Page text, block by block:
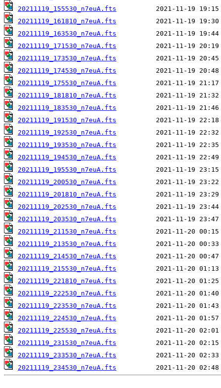
20211119_155530_n7euA.fts
20211119_161810_n7euA.fts
20211119_163530_n7euA.fts
20211119_171530_n7euA.fts
20211119_173530_n7euA.fts
20211119_174530_n7euA.fts
20211119_175530_n7euA.fts
20211119_181810_n7euA.fts
20211119_183530_n7euA.fts
20211119_191530_n7euA.fts
20211119_192530_n7euA.fts
20211119_193530_n7euA.fts
20211119_194530_n7euA.fts
20211119_195530_n7euA.fts
20211119_200530_n7euA.fts
20211119_201810_n7euA.fts
20211119_202530_n7euA.fts
20211119_203530_n7euA.fts
20211119_211530_n7euA.fts
20211119_213530_n7euA.fts
20211119_214530_n7euA.fts
20211119_215530_n7euA.fts
20211119_221810_n7euA.fts
20211119_222530_n7euA.fts
20211119_223530_n7euA.fts
20211119_224530_n7euA.fts
20211119_225530_n7euA.fts
20211119_231530_n7euA.fts
20211119_233530_n7euA.fts
20211119_234530_n7euA.fts